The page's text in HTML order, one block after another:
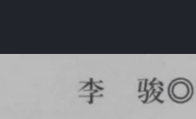
铺获取各种信息资源!如果遇到任